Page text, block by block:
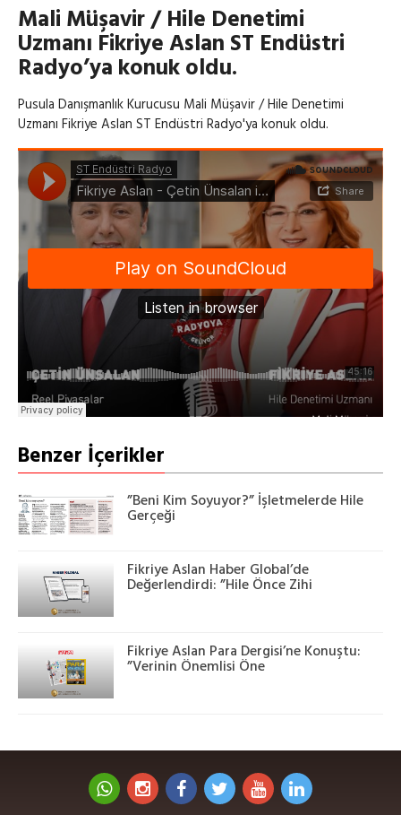
Mali Müşavir / Hile Denetimi
Uzmanı Fikriye Aslan ST Endüstri
Radyo’ya konuk oldu.
Pusula Danışmanlık Kurucusu Mali Müşavir / Hile Denetimi
Uzmanı Fikriye Aslan ST Endüstri Radyo'ya konuk oldu.
Benzer İçerikler
”Beni Kim Soyuyor?” İşletmelerde Hile
Gerçeği
Fikriye Aslan Haber Global’de
Değerlendirdi: ”Hile Önce Zihi
Fikriye Aslan Para Dergisi’ne Konuştu:
”Verinin Önemlisi Öne